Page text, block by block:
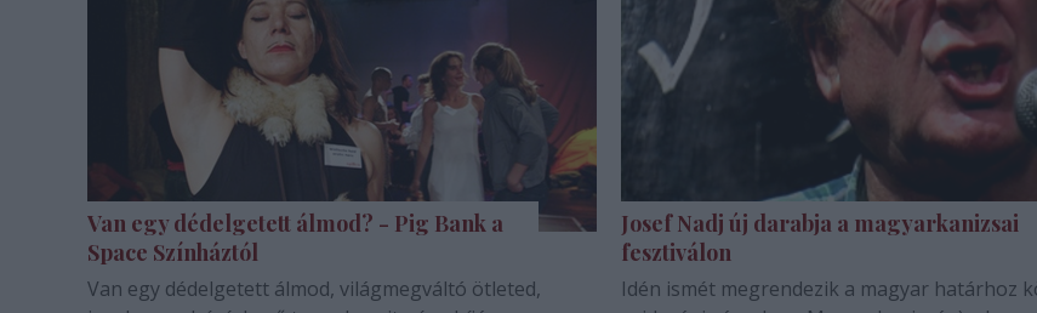
Van egy dédelgetett álmod? - Pig Bank a
Space Színháztól
Van egy dédelgetett álmod, világmegváltó ötleted,
Josef Nadj új darabja a magyarkanizsai
fesztiválon
Idén ismét megrendezik a magyar határhoz